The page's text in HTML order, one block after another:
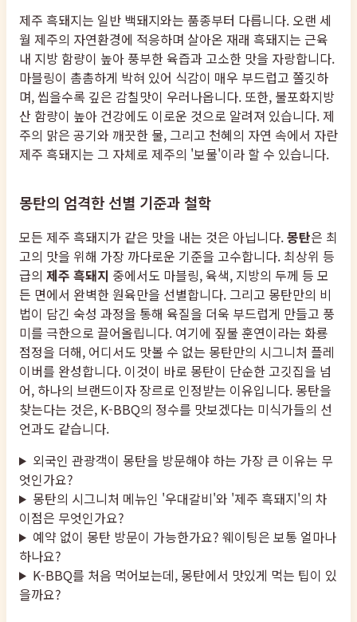
제주 흑돼지는 일반 백돼지와는 품종부터 다릅니다. 오랜 세
월 제주의 자연환경에 적응하며 살아온 재래 흑돼지는 근육
내 지방 함량이 높아 풍부한 육즙과 고소한 맛을 자랑합니다.
마블링이 촘촘하게 박혀 있어 식감이 매우 부드럽고 쫄깃하
며, 씹을수록 깊은 감칠맛이 우러나옵니다. 또한, 불포화지방
산 함량이 높아 건강에도 이로운 것으로 알려져 있습니다. 제
주의 맑은 공기와 깨끗한 물, 그리고 천혜의 자연 속에서 자란
제주 흑돼지는 그 자체로 제주의 '보물'이라 할 수 있습니다.
몽탄의 엄격한 선별 기준과 철학
모든 제주 흑돼지가 같은 맛을 내는 것은 아닙니다.몽탄은 최
고의 맛을 위해 가장 까다로운 기준을 고수합니다. 최상위 등
급의 제주 흑돼지 중에서도 마블링, 육색, 지방의 두께 등 모
든 면에서 완벽한 원육만을 선별합니다. 그리고 몽탄만의 비
법이 담긴 숙성 과정을 통해 육질을 더욱 부드럽게 만들고 풍
미를 극한으로 끌어올립니다. 여기에 짚불 훈연이라는 화룡
점정을 더해, 어디서도 맛볼 수 없는 몽탄만의 시그니처 플레
이버를 완성합니다. 이것이 바로 몽탄이 단순한 고깃집을 넘
어, 하나의 브랜드이자 장르로 인정받는 이유입니다. 몽탄을
찾는다는 것은, K-BBQ의 정수를 맛보겠다는 미식가들의 선
언과도 같습니다.
외국인 관광객이 몽탄을 방문해야 하는 가장 큰 이유는 무
엇인가요?
몽탄의 시그니처 메뉴인 '우대갈비'와 '제주 흑돼지'의 차
이점은 무엇인가요?
예약 없이 몽탄 방문이 가능한가요? 웨이팅은 보통 얼마나
하나요?
K-BBQ를 처음 먹어보는데, 몽탄에서 맛있게 먹는 팁이 있
을까요?